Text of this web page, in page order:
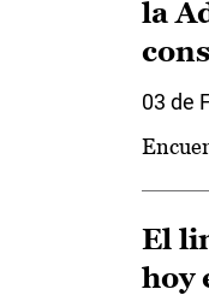
la
03 de
El
hoy